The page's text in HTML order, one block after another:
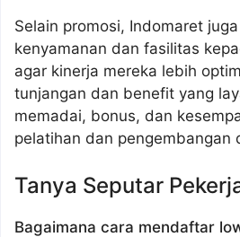
Selain promosi, Indomaret
kenyamanan dan fasilitas
agar kinerja mereka lebih
tunjangan dan benefit yang
memadai, bonus, dan
pelatihan dan pengembangan
Tanya Seputar
Bagaimana cara mendaftar